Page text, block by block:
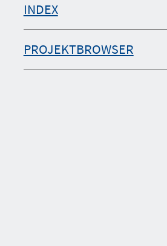
INDEX
PROJEKTBROWSER